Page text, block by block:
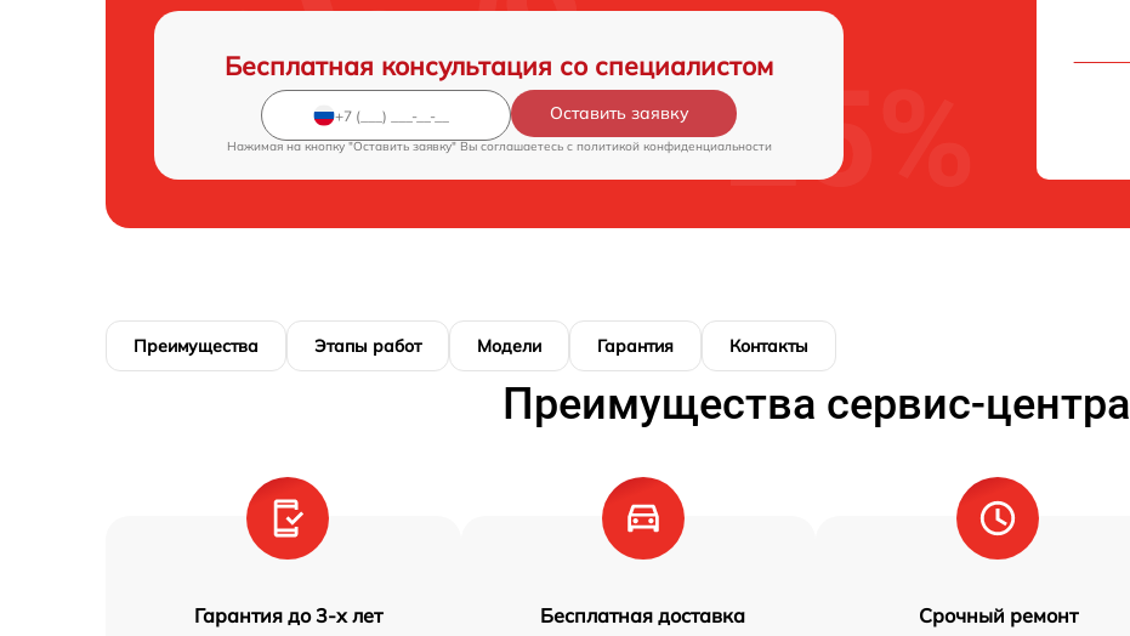
Бесплатная консультация со специалистом
Оставить заявку
Нажимая на кнопку "Оставить заявку" Вы соглашаетесь c политикой конфиденциальности
Преимущества Этапы работ Модели Гарантия Контакты
Преимущества сервис-центра
Гарантия до 3-х лет Бесплатная доставка Срочный ремонт